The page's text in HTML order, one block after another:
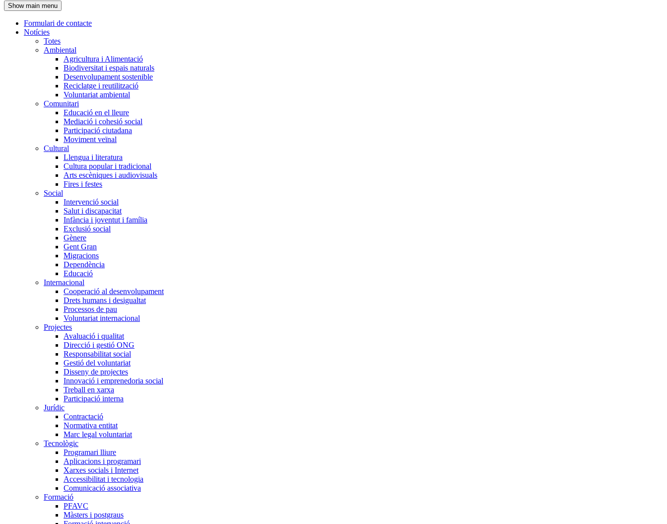
l'encapçalament
Show main menu
Navegació
principal
Formulari de contacte
Notícies
Totes
Ambiental
Agricultura i Alimentació
Biodiversitat i espais naturals
Desenvolupament sostenible
Reciclatge i reutilització
Voluntariat ambiental
Comunitari
Educació en el lleure
Mediació i cohesió social
Participació ciutadana
Moviment veïnal
Cultural
Llengua i literatura
Cultura popular i tradicional
Arts escèniques i audiovisuals
Fires i festes
Social
Intervenció social
Salut i discapacitat
Infància i joventut i família
Exclusió social
Gènere
Gent Gran
Migracions
Dependència
Educació
Internacional
Cooperació al desenvolupament
Drets humans i desigualtat
Processos de pau
Voluntariat internacional
Projectes
Avaluació i qualitat
Direcció i gestió ONG
Responsabilitat social
Gestió del voluntariat
Disseny de projectes
Innovació i emprenedoria social
Treball en xarxa
Participació interna
Jurídic
Contractació
Normativa entitat
Marc legal voluntariat
Tecnològic
Programari lliure
Aplicacions i programari
Xarxes socials i Internet
Accessibilitat i tecnologia
Comunicació associativa
Formació
PFAVC
Màsters i postgraus